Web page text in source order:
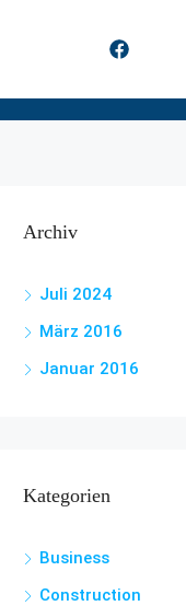
Archiv
Juli 2024
März 2016
Januar 2016
Kategorien
Business
Construction